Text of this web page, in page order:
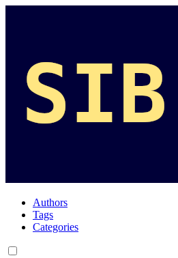
Authors
Tags
Categories